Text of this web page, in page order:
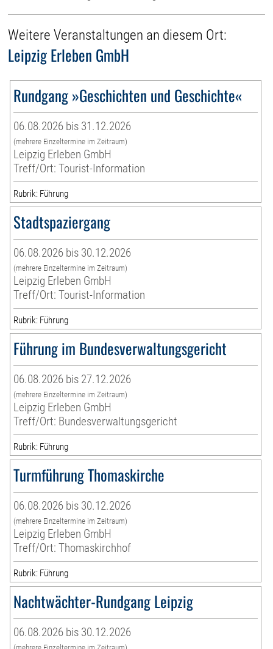
Weitere Veranstaltungen an diesem Ort:
Leipzig Erleben GmbH
Rundgang »Geschichten und Geschichte«
06.08.2026 bis 31.12.2026
(mehrere Einzeltermine im Zeitraum)
Leipzig Erleben GmbH
Treff/Ort: Tourist-Information
Rubrik: Führung
Stadtspaziergang
06.08.2026 bis 30.12.2026
(mehrere Einzeltermine im Zeitraum)
Leipzig Erleben GmbH
Treff/Ort: Tourist-Information
Rubrik: Führung
Führung im Bundesverwaltungsgericht
06.08.2026 bis 27.12.2026
(mehrere Einzeltermine im Zeitraum)
Leipzig Erleben GmbH
Treff/Ort: Bundesverwaltungsgericht
Rubrik: Führung
Turmführung Thomaskirche
06.08.2026 bis 30.12.2026
(mehrere Einzeltermine im Zeitraum)
Leipzig Erleben GmbH
Treff/Ort: Thomaskirchhof
Rubrik: Führung
Nachtwächter-Rundgang Leipzig
06.08.2026 bis 30.12.2026